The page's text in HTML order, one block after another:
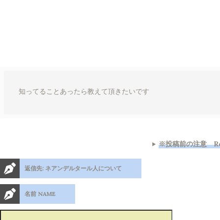
知ってることあったら教えて頂きたいです
※投稿前の注意
返信先: ネアンデルタール人について
名前 NAME